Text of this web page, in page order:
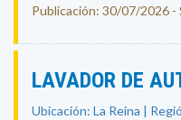
Publicación: 30/07/2026 -
LAVADOR DE
Ubicación: La Reina |